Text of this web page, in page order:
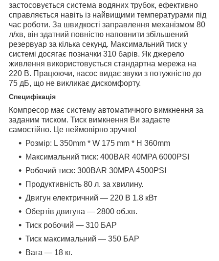
застосовується система водяних трубок, ефективно
справляється навіть із найвищими температурами під
час роботи. За швидкості заправлення механізмом 80
л/хв, він здатний повністю наповнити збільшений
резервуар за кілька секунд. Максимальний тиск у
системі досягає позначки 310 барів. Як джерело
живлення використовується стандартна мережа на
220 В. Працюючи, насос видає звуки з потужністю до
75 дБ, що не викликає дискомфорту.
Специфікація
Компресор має систему автоматичного вимкнення за
заданим тиском. Тиск вимкнення Ви задаєте
самостійно. Це неймовірно зручно!
Розмір: L 350mm * W 175 mm * H 360mm
Максимальний тиск: 400BAR 40MPA 6000PSI
Робочий тиск: 300BAR 30MPA 4500PSI
Продуктивність 80 л. за хвилину.
Двигун електричний — 220 В 1.8 кВт
Обертів двигуна — 2800 об.хв.
Тиск робочий — 310 БАР
Тиск максимальний — 350 БАР
Вага — 18 кг.